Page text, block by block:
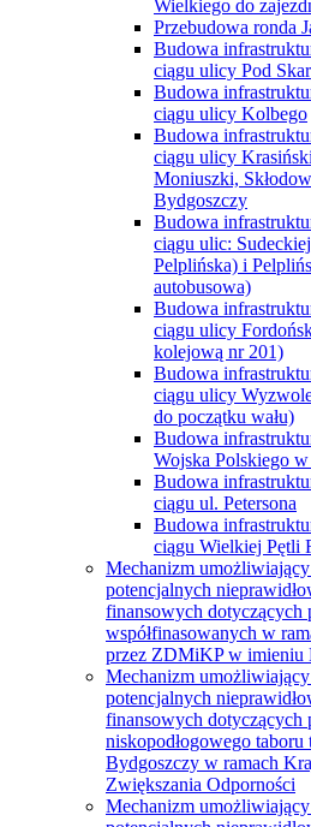
Wielkiego do
Przebudowa ronda
Budowa
ciągu ulicy Pod
Budowa
ciągu ulicy Kolbego
Budowa
ciągu ulicy
Moniuszki,
Bydgoszczy
Budowa
ciągu ulic:
Pelplińska) i
autobusowa)
Budowa
ciągu ulicy
kolejową nr 201)
Budowa
ciągu ulicy
do początku wału)
Budowa
Wojska Polskiego
Budowa
ciągu ul. Petersona
Budowa
ciągu Wielkiej Pętli
Mechanizm
potencjalnych
finansowych dotyczących
współfinasowanych w
przez ZDMiKP w imieniu
Mechanizm
potencjalnych
finansowych
niskopodłogowego
Bydgoszczy w ramach
Zwiększania Odporności
Mechanizm